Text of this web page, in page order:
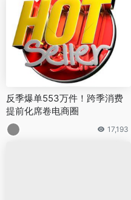
反季爆单553万件！跨季消费
提前化席卷电商圈
17,193